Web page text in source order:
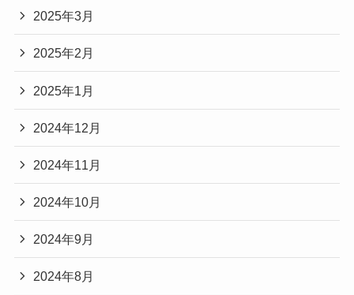
2025年3月
2025年2月
2025年1月
2024年12月
2024年11月
2024年10月
2024年9月
2024年8月